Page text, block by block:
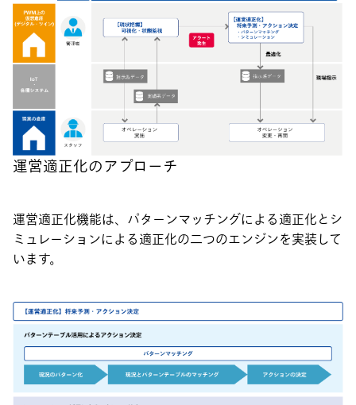
運営適正化のアプローチ
運営適正化機能は、パターンマッチングによる適正化とシ
ミュレーションによる適正化の二つのエンジンを実装して
います。